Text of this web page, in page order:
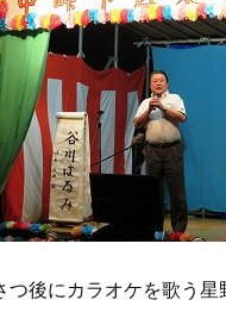
つ後にカラオケを歌う星